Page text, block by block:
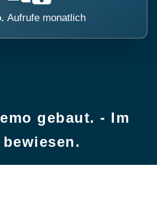
Aufrufe monatlich
gebaut. - Im
bewiesen.